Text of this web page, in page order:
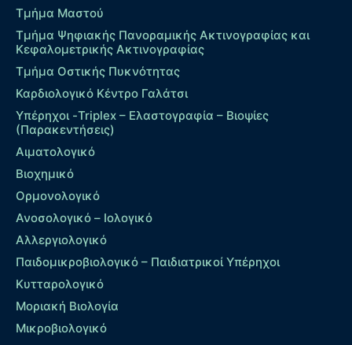
Τμήμα Μαστού
Τμήμα Ψηφιακής Πανοραμικής Ακτινογραφίας και
Κεφαλομετρικής Ακτινογραφίας
Τμήμα Οστικής Πυκνότητας
Καρδιολογικό Κέντρο Γαλάτσι
Υπέρηχοι -Triplex – Eλαστογραφία – Βιοψίες
(Παρακεντήσεις)
Αιματολογικό
Βιοχημικό
Ορμονολογικό
Ανοσολογικό – Ιολογικό
Αλλεργιολογικό
Παιδομικροβιολογικό – Παιδιατρικοί Υπέρηχοι
Κυτταρολογικό
Μοριακή Βιολογία
Μικροβιολογικό